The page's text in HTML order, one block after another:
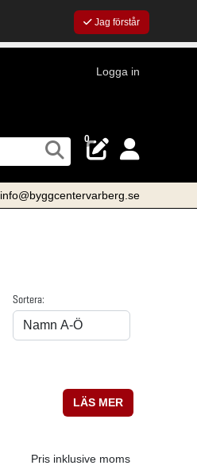
Jag förstår
Logga in
0
info@byggcentervarberg.se
Sortera:
LÄS MER
Pris inklusive moms